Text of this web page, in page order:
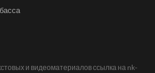
и видеоматериалов ссылка на nk-